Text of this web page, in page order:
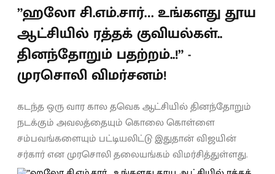
”ஹலோ சி.எம்.சார்… உங்களது தூய
ஆட்சியில் ரத்தக் குவியல்கள்..
தினந்தோறும் பதற்றம்..!” -
முரசொலி விமர்சனம்!
கடந்த ஒரு வார கால தவெக ஆட்சியில் தினந்தோறும்
நடக்கும் அவலத்தையும் கொலை கொள்ளை
சம்பவங்களையும் பட்டியலிட்டு இதுதான் விஜயின்
சர்கார் என முரசொலி தலையங்கம் விமர்சித்துள்ளது.